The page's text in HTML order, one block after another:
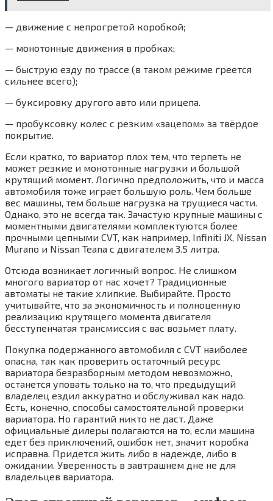
— движение с непрогретой коробкой;
— монотонные движения в пробках;
— быструю езду по трассе (в таком режиме греется
сильнее всего);
— буксировку другого авто или прицепа.
— пробуксовку колес с резким «зацепом» за твёрдое
покрытие.
Если кратко, то вариатор плох тем, что терпеть не
может резкие и монотонные нагрузки и большой
крутящий момент. Логично предположить, что и масса
автомобиля тоже играет большую роль. Чем больше
вес машины, тем больше нагрузка на трущиеся части.
Однако, это не всегда так. Зачастую крупные машины с
моментными двигателями комплектуются более
прочными цепными CVT, как например, Infiniti JX, Nissan
Murano и Nissan Teana с двигателем 3.5 литра.
Отсюда возникает логичный вопрос. Не слишком
многого вариатор от нас хочет? Традиционные
автоматы не такие хлипкие. Выбирайте. Просто
учитывайте, что за экономичность и полноценную
реализацию крутящего момента двигателя
бесступенчатая трансмиссия с вас возьмет плату.
Покупка подержанного автомобиля с CVT наиболее
опасна, так как проверить остаточный ресурс
вариатора безразборным методом невозможно,
останется уповать только на то, что предыдущий
владелец ездил аккуратно и обслуживал как надо.
Есть, конечно, способы самостоятельной проверки
вариатора. Но гарантий никто не даст. Даже
официальные дилеры полагаются на то, если машина
едет без приключений, ошибок нет, значит коробка
исправна. Придется жить либо в надежде, либо в
ожидании. Уверенность в завтрашнем дне не для
владельцев вариатора.